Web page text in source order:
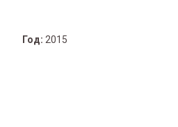
Год: 2015